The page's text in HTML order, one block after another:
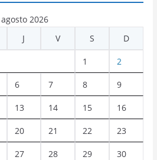
agosto 2026
J V S D
1 2
6 7 8 9
13 14 15 16
20 21 22 23
27 28 29 30